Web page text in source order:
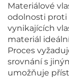
Materiálové
odolnosti proti
vynikajících
materiál
Proces
srovnání s
umožňuje